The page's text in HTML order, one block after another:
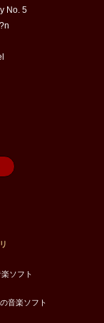
No. 5
ソフト
音楽ソフト